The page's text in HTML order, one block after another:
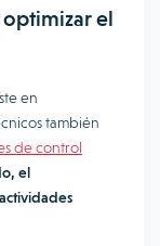
optimizar el
en
también
de control
el